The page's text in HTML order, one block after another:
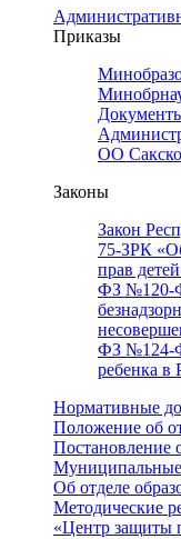
Приказы
ОО
Законы
Закон
75-ЗРК
прав
ФЗ №120-
ФЗ №124-
ребенка в
Нормативные
Положение об
Постановление
Муниципальные
Об отделе
Методические
«Центр защиты